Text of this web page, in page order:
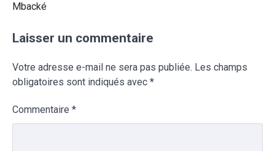
Mbacké
Laisser un commentaire
Votre adresse e-mail ne sera pas publiée. Les champs
obligatoires sont indiqués avec *
Commentaire *